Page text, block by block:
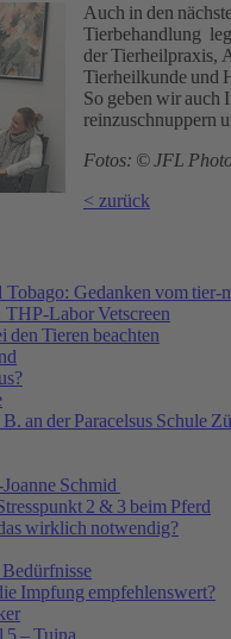
Auch in den
Tierbehandlung
der Tierheilpraxis,
Tierheilkunde und
So geben wir auch
reinzuschnuppern
Fotos: © JFL
< zurück
Gedanken vom tier-
Labor Vetscreen
den Tieren beachten
an der Paracelsus Schule
Schmid
2 & 3 beim Pferd
wirklich notwendig?
Impfung empfehlenswert?